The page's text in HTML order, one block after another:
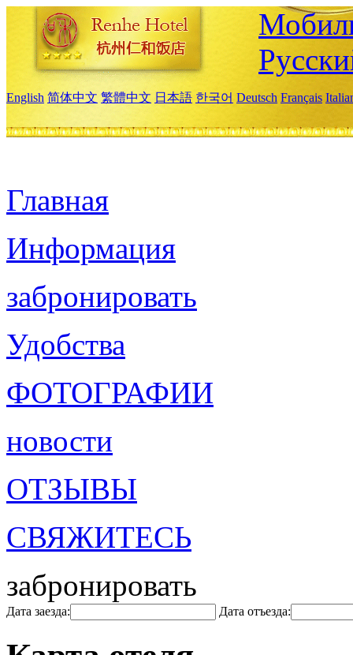
English 简体中文 繁體中文 日本語 한국어 Deutsch Français
Главная
Информация
забронировать
Удобства
ФОТОГРАФИИ
новости
ОТЗЫВЫ
СВЯЖИТЕСЬ
забронировать
Дата заезда: Дата отъезда: